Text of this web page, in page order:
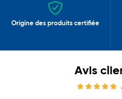
Origine des produits certifiée
Avis